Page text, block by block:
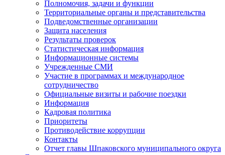
Полномочия, задачи и функции
Территориальные органы и представительства
Подведомственные организации
Защита населения
Результаты проверок
Статистическая информация
Информационные системы
Учрежденные СМИ
Участие в программах и международное
сотрудничество
Официальные визиты и рабочие поездки
Информация
Кадровая политика
Приоритеты
Противодействие коррупции
Контакты
Отчет главы Шпаковского муниципального округа